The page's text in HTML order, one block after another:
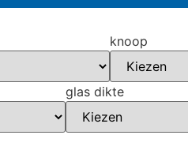
knoop
glas dikte